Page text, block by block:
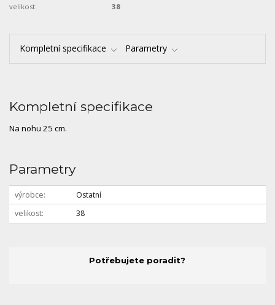
velikost:
38
Kompletní specifikace Parametry
Kompletní specifikace
Na nohu 25 cm.
Parametry
výrobce
Ostatní
velikost
38
Potřebujete poradit?